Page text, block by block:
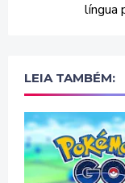
língua
LEIA TAMBÉM: